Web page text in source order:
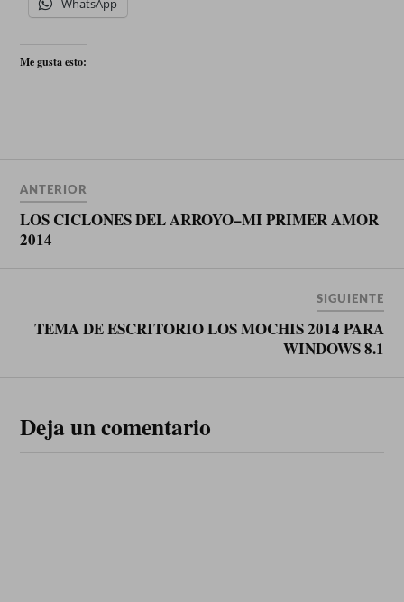
WhatsApp
Me gusta esto:
ANTERIOR
LOS CICLONES DEL ARROYO–MI PRIMER AMOR
2014
SIGUIENTE
TEMA DE ESCRITORIO LOS MOCHIS 2014 PARA
WINDOWS 8.1
Deja un comentario